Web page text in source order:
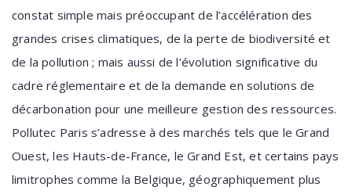
constat simple mais préoccupant de l’accélération des
grandes crises climatiques, de la perte de biodiversité et
de la pollution ; mais aussi de l’évolution significative du
cadre réglementaire et de la demande en solutions de
décarbonation pour une meilleure gestion des ressources.
Pollutec Paris s’adresse à des marchés tels que le Grand
Ouest, les Hauts-de-France, le Grand Est, et certains pays
limitrophes comme la Belgique, géographiquement plus